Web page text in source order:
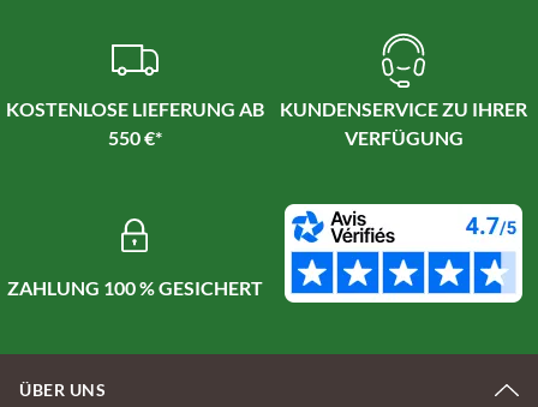
KOSTENLOSE LIEFERUNG AB
550 €*
KUNDENSERVICE ZU IHRER
VERFÜGUNG
ZAHLUNG 100 % GESICHERT
ÜBER UNS